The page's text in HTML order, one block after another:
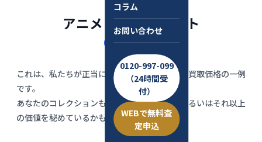
コラム
お問い合わせ
0120-997-099
（24時間受
付）
WEBで無料査
定申込
アニメ 高価買取リスト
（一部抜粋）
これは、私たちが正当に評価させていただいた買取価格の一例
です。
あなたのコレクションも、これに匹敵する、あるいはそれ以上
の価値を秘めているかもしれません。